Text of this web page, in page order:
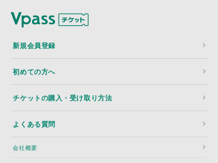
新規会員登録
初めての方へ
チケットの購入・受け取り方法
よくある質問
会社概要